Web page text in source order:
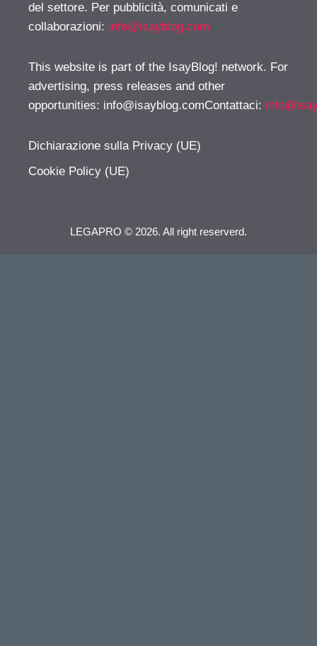
del settore. Per pubblicità, comunicati e
collaborazioni: info@isayblog.com
This website is part of the IsayBlog! network. For
advertising, press releases and other
opportunities: info@isayblog.comContattaci:
Dichiarazione sulla Privacy (UE)
Cookie Policy (UE)
LEGAPRO © 2026. All right reserverd.